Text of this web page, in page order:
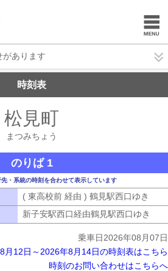
があります
時刻表
松見町
まつみちょう
のりば 1
・系統の時刻を合わせて表示しています
( 東高校前 経由 ) 鶴見駅西口ゆき
新子安駅西口経由鶴見駅西口ゆき
乗車日2026年08月07日
月12日～2026年8月14日の時刻表はこちら
時刻のお問い合わせはこちらへ